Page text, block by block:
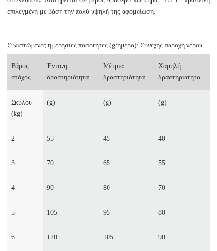
επιλεγμένη με βάση την πολύ υψηλή της αφομοίωση.
Συνιστώμενες ημερήσιες ποσότητες (g/ημέρα): Συνεχής παροχή νερού
Βάρος
στόχος
Έντονη
δραστηριότητα
Μέτρια
δραστηριότητα
Χαμηλή
δραστηριότητα
Σκύλου
(kg)
(g) (g) (g)
2 55 45 40
3 70 65 55
4 90 80 70
5 105 95 80
6 120 105 90